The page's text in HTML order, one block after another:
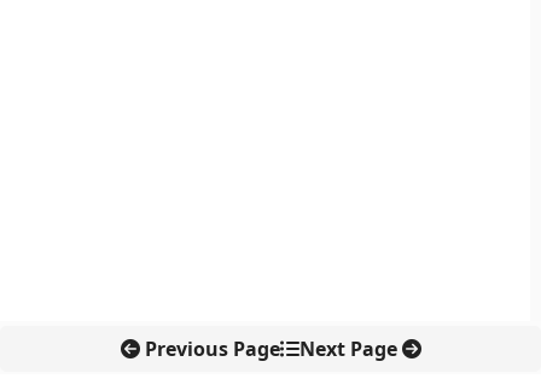
Previous Page Next Page